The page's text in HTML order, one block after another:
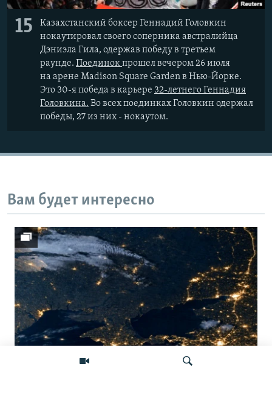
15
Казахстанский боксер Геннадий Головкин
нокаутировал своего соперника австралийца
Дэниэла Гила, одержав победу в третьем
раунде. Поединокпрошел вечером 26 июля
на арене Madison Square Garden в Нью-Йорке.
Это 30-я победа в карьере 32-летнего Геннадия
Головкина. Во всех поединках Головкин одержал
победы, 27 из них - нокаутом.
Вам будет интересно